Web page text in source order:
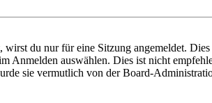
du nur für eine Sitzung angemeldet.
Anmelden auswählen. Dies ist nicht
sie vermutlich von der Board-